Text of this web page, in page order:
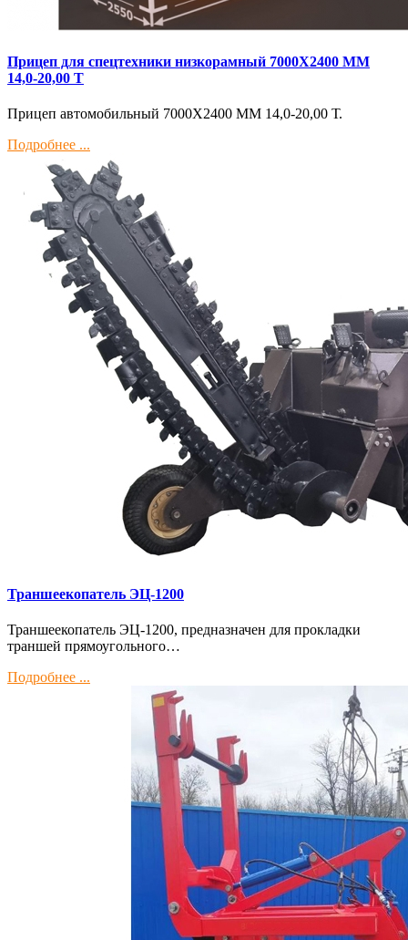
Прицеп для спецтехники низкорамный 7000Х2400 ММ
14,0-20,00 Т
Прицеп автомобильный 7000Х2400 ММ 14,0-20,00 Т.
Подробнее ...
Траншеекопатель ЭЦ-1200
Траншеекопатель ЭЦ-1200, предназначен для прокладки
траншей прямоугольного…
Подробнее ...